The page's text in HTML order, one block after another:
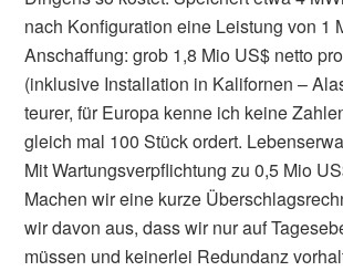
nach Konfiguration eine Leistung von 1
Anschaffung: grob 1,8 Mio US$ netto
(inklusive Installation in Kalifornen –
teurer, für Europa kenne ich keine
gleich mal 100 Stück ordert.
Mit Wartungsverpflichtung zu 0,5 Mio
Machen wir eine kurze
wir davon aus, dass wir nur auf
müssen und keinerlei Redundanz